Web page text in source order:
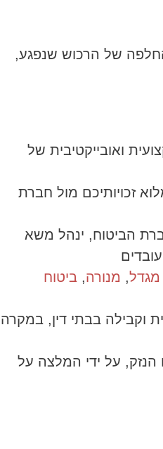
של הרכוש שנפגע,
ואובייקטיבית של
זכויותיכם מול חברת
הביטוח, ינהל משא
מגדל, מנורה, ביטוח
וקבילה בבתי דין, במקרה
הנזק, על ידי המלצה על